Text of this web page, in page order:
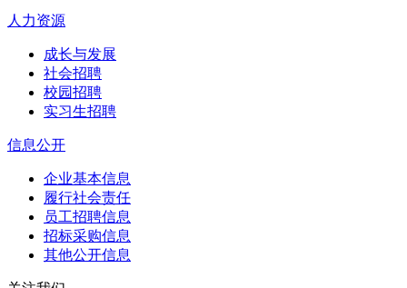
人力资源
成长与发展
社会招聘
校园招聘
实习生招聘
信息公开
企业基本信息
履行社会责任
员工招聘信息
招标采购信息
其他公开信息